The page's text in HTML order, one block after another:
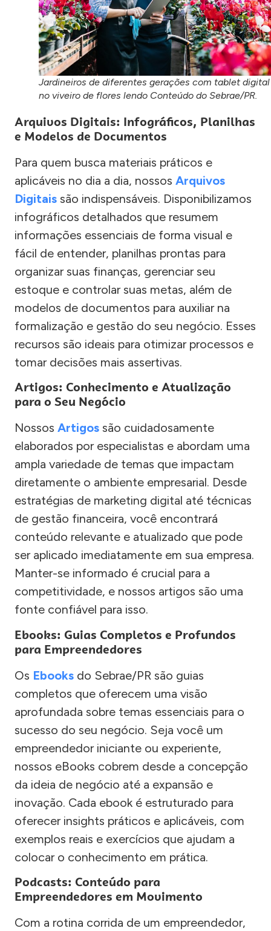
Jardineiros de diferentes gerações com tablet digital
no viveiro de flores lendo Conteúdo do Sebrae/PR.
Arquivos Digitais: Infográficos, Planilhas
e Modelos de Documentos
Para quem busca materiais práticos e
aplicáveis no dia a dia, nossos Arquivos
Digitais são indispensáveis. Disponibilizamos
infográficos detalhados que resumem
informações essenciais de forma visual e
fácil de entender, planilhas prontas para
organizar suas finanças, gerenciar seu
estoque e controlar suas metas, além de
modelos de documentos para auxiliar na
formalização e gestão do seu negócio. Esses
recursos são ideais para otimizar processos e
tomar decisões mais assertivas.
Artigos: Conhecimento e Atualização
para o Seu Negócio
Nossos Artigos são cuidadosamente
elaborados por especialistas e abordam uma
ampla variedade de temas que impactam
diretamente o ambiente empresarial. Desde
estratégias de marketing digital até técnicas
de gestão financeira, você encontrará
conteúdo relevante e atualizado que pode
ser aplicado imediatamente em sua empresa.
Manter-se informado é crucial para a
competitividade, e nossos artigos são uma
fonte confiável para isso.
Ebooks: Guias Completos e Profundos
para Empreendedores
Os Ebooks do Sebrae/PR são guias
completos que oferecem uma visão
aprofundada sobre temas essenciais para o
sucesso do seu negócio. Seja você um
empreendedor iniciante ou experiente,
nossos eBooks cobrem desde a concepção
da ideia de negócio até a expansão e
inovação. Cada ebook é estruturado para
oferecer insights práticos e aplicáveis, com
exemplos reais e exercícios que ajudam a
colocar o conhecimento em prática.
Podcasts: Conteúdo para
Empreendedores em Movimento
Com a rotina corrida de um empreendedor,